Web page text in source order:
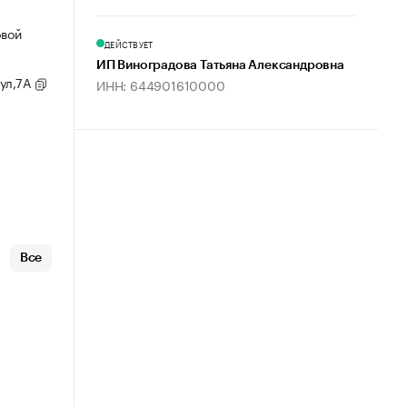
Все
ДЕЙСТВУЕТ
ИП Виноградова Татьяна Александровна
ИНН: 644901610000